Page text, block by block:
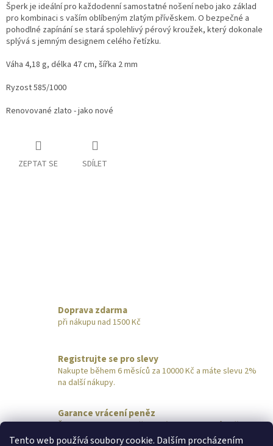
Tento web používá soubory cookie. Dalším procházením
Šperk je ideální pro každodenní samostatné nošení nebo jako základ
pro kombinaci s vaším oblíbeným zlatým přívěskem. O bezpečné a
pohodlné zapínání se stará spolehlivý pérový kroužek, který dokonale
splývá s jemným designem celého řetízku.
Váha 4,18 g, délka 47 cm, šířka 2 mm
Ryzost 585/1000
Renovované zlato - jako nové
ZEPTAT SE SDÍLET
Doprava zdarma
při nákupu nad 1500 Kč
Registrujte se pro slevy
Nakupte během 6 měsíců za 10000 Kč a máte slevu 2%
na další nákupy.
Garance vrácení peněz
Šperk nevyhovuje? Pošlete nám ho do 14 dnů zpět,
obratem vrátíme peníze.